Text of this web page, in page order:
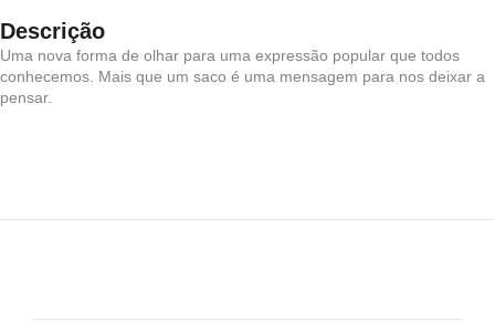
Descrição
Uma nova forma de olhar para uma expressão popular que todos
conhecemos. Mais que um saco é uma mensagem para nos deixar a
pensar.